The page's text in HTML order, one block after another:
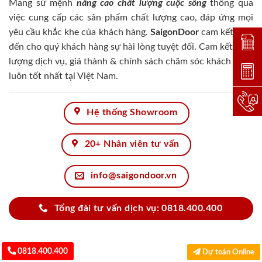
Mang sứ mệnh nâng cao chất lượng cuộc sốngthông qua
việc cung cấp các sản phẩm chất lượng cao, đáp ứng mọi
yêu cầu khắc khe của khách hàng. SaigonDoorcam kết đem
đến cho quý khách hàng sự hài lòng tuyệt đối. Cam kết chất
lượng dịch vụ, giá thành & chính sách chăm sóc khách hàng
luôn tốt nhất tại Việt Nam.
Hệ thống Showroom
20+ Nhân viên tư vấn
info@saigondoor.vn
Tổng đài tư vấn dịch vụ: 0818.400.400
0818.400.400 Dự toán Online
Đặt
Dự